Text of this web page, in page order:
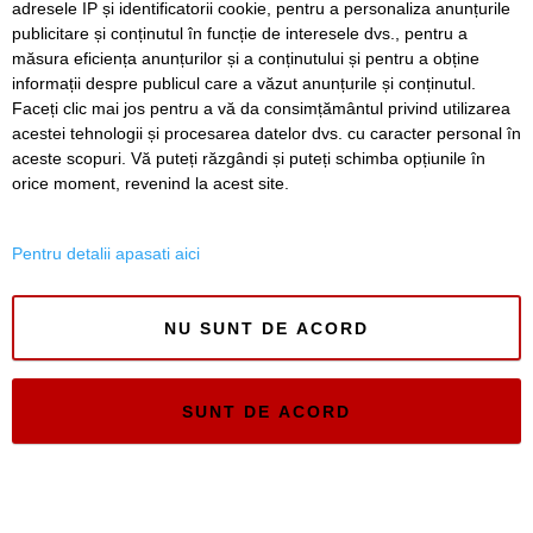
Timiș Online
ISSN 3008-2323
adresele IP și identificatorii cookie, pentru a personaliza anunțurile
publicitare și conținutul în funcție de interesele dvs., pentru a
măsura eficiența anunțurilor și a conținutului și pentru a obține
informații despre publicul care a văzut anunțurile și conținutul.
Faceți clic mai jos pentru a vă da consimțământul privind utilizarea
acestei tehnologii și procesarea datelor dvs. cu caracter personal în
aceste scopuri. Vă puteți răzgândi și puteți schimba opțiunile în
orice moment, revenind la acest site.
Pentru detalii apasati aici
NU SUNT DE ACORD
SUNT DE ACORD